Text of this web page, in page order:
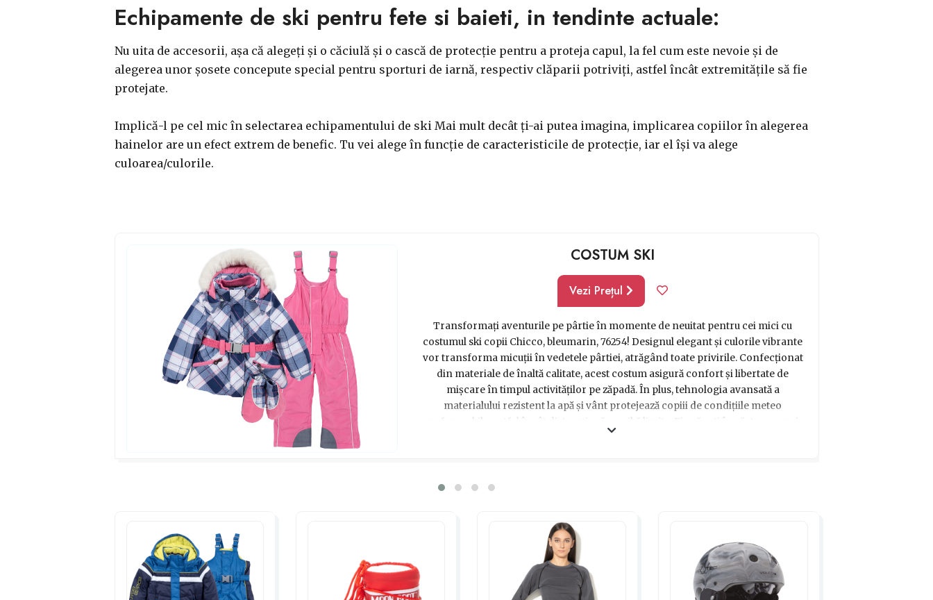
Echipamente de ski pentru fete si baieti, in tendinte actuale:
Nu uita de accesorii, așa că alegeți și o căciulă și o cască de protecție pentru a proteja capul, la fel cum este nevoie și de
alegerea unor șosete concepute special pentru sporturi de iarnă, respectiv clăparii potriviți, astfel încât extremitățile să fie
protejate.
Implică-l pe cel mic în selectarea echipamentului de ski Mai mult decât ți-ai putea imagina, implicarea copiilor în alegerea
hainelor are un efect extrem de benefic. Tu vei alege în funcție de caracteristicile de protecție, iar el își va alege
culoarea/culorile.
COSTUM SKI
Vezi Prețul
Transformați aventurile pe pârtie în momente de neuitat pentru cei mici cu
costumul ski copii Chicco, bleumarin, 76254! Designul elegant și culorile vibrante
vor transforma micuții în vedetele pârtiei, atrăgând toate privirile. Confecționat
din materiale de înaltă calitate, acest costum asigură confort și libertate de
mișcare în timpul activităților pe zăpadă. În plus, tehnologia avansată a
materialului rezistent la apă și vânt protejează copiii de condițiile meteo
nefavorabile, astfel încât distracția să nu aibă limite. Fie că ești în căutarea unui
pârtie. Alegerea acestui costum ski nu poate fi decât un pas în direcția potrivită